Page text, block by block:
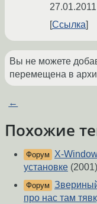
Ссылка
Вы не можете
перемещена в
←
Похожие
Форум
X-
установке (2001)
Форум
про нас там